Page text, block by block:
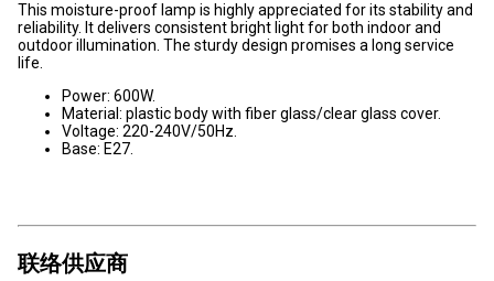
This moisture-proof lamp is highly appreciated for its stability and
reliability. It delivers consistent bright light for both indoor and
outdoor illumination. The sturdy design promises a long service
life.
Power: 600W.
Material: plastic body with fiber glass/clear glass cover.
Voltage: 220-240V/50Hz.
Base: E27.
联络供应商